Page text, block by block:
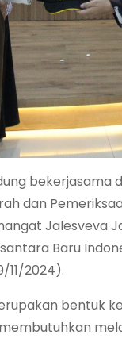
dan
Jalesveva
Baru
11/2024).
bentuk